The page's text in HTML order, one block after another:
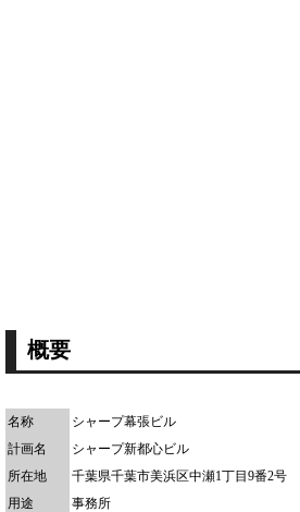
概要
名称
シャープ幕張ビル
計画名
シャープ新都心ビル
所在地
千葉県千葉市美浜区中瀬1丁目9番2号
用途
事務所